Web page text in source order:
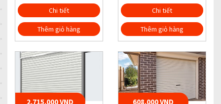
Chi tiết
Thêm giỏ hàng
Chi tiết
Thêm giỏ hàng
2.715.000 VND 608.000 VND